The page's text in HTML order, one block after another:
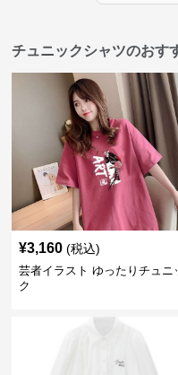
チュニックシャツのおす
¥3,160 (税込)
芸者イラスト ゆったりチュニ
ク